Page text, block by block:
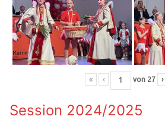
« ‹ von 27 ›
Session 2024/2025